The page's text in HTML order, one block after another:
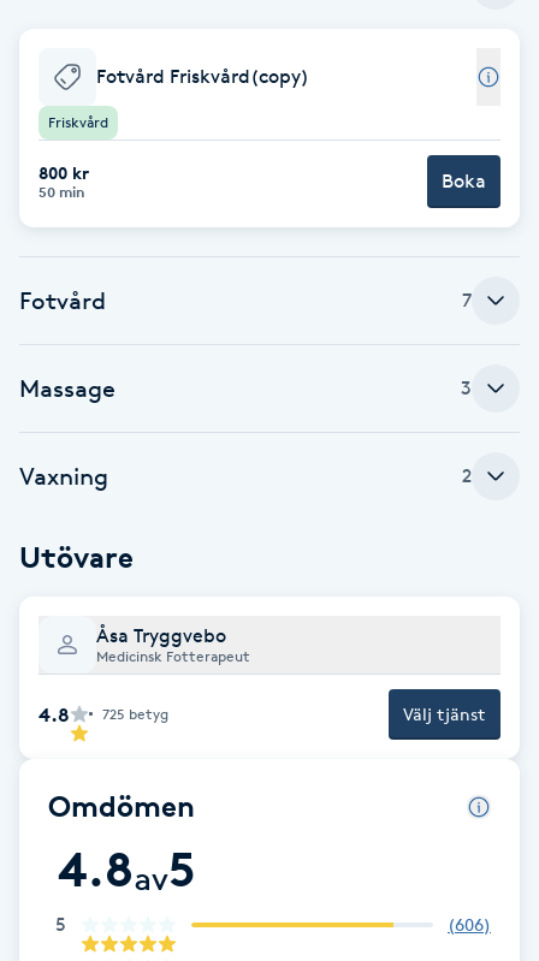
Balayage
Bambumassage
Barnklippning
BIAB
Brynfärgning
Brynplockning
Celluliter
Coachning
Fotvård Friskvård(copy)
Friskvård
800 kr
50 min Boka
Fotvård 7
Massage 3
Vaxning 2
Utövare
Åsa Tryggvebo
Medicinsk Fotterapeut
4.8 725 betyg Välj tjänst
Omdömen
4.8av5
5 (606)